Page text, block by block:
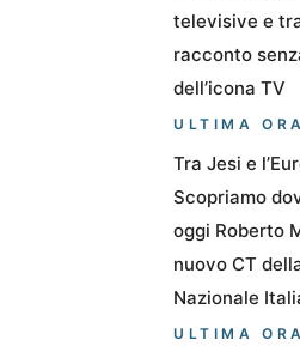
televisive e
racconto
dell’icona TV
ULTIMA ORA
Tra Jesi e
Scopriamo
oggi Roberto
nuovo CT
Nazionale
ULTIMA ORA